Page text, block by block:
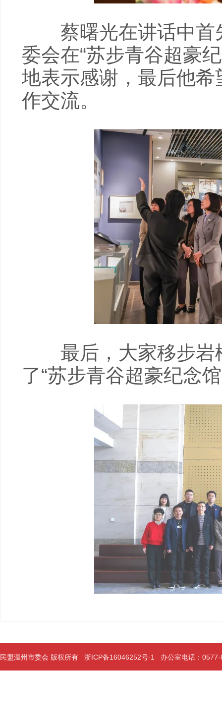
蔡曙光在讲话中首
委会在“苏步青谷超豪
地表示感谢，最后他
作交流。
最后，大家移步岩
了“苏步青谷超豪纪念
民盟温州市委会 版权所有 浙ICP备16046252号-1 办公室电话：